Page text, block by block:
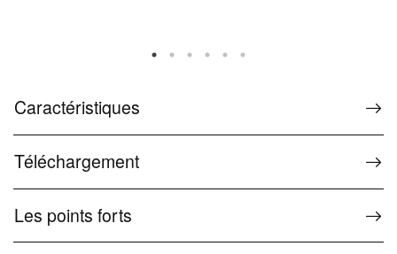
Caractéristiques
Téléchargement
Les points forts